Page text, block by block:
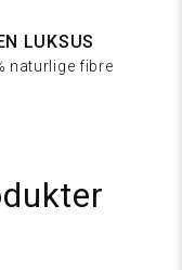
tweed
LUKSUS
naturlige fibre